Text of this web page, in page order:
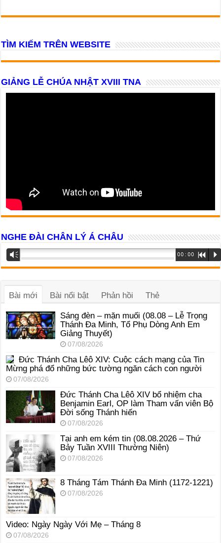
TÌM KIẾM TRÊN WEBSITE
GIẢNG LỄ CHÚA NHẬT XVIII TNA
NGHE ĐÀI CHÂN LÝ Á CHÂU
Trình
phát
âm
Vm 00:00 R P
Bài mới Bài nổi bật Phản hồi Thẻ
Sáng đèn – mặn muối (08.08 – Lễ Trọng
Thánh Đa Minh, Tổ Phụ Dòng Anh Em
Giảng Thuyết)
07/08/2026
Đức Thánh Cha Lêô XIV: Cuộc cách mạng của Tin
Mừng phá đổ những bức tường ngăn cách con người
07/08/2026
Đức Thánh Cha Lêô XIV bổ nhiệm cha
Benjamin Earl, OP làm Tham vấn viên Bộ
Đời sống Thánh hiến
07/08/2026
Tại anh em kém tin (08.08.2026 – Thứ
Bảy Tuần XVIII Thường Niên)
07/08/2026
8 Tháng Tám Thánh Ða Minh (1172-1221)
07/08/2026
Video: Ngày Ngày Với Mẹ – Tháng 8
07/08/2026